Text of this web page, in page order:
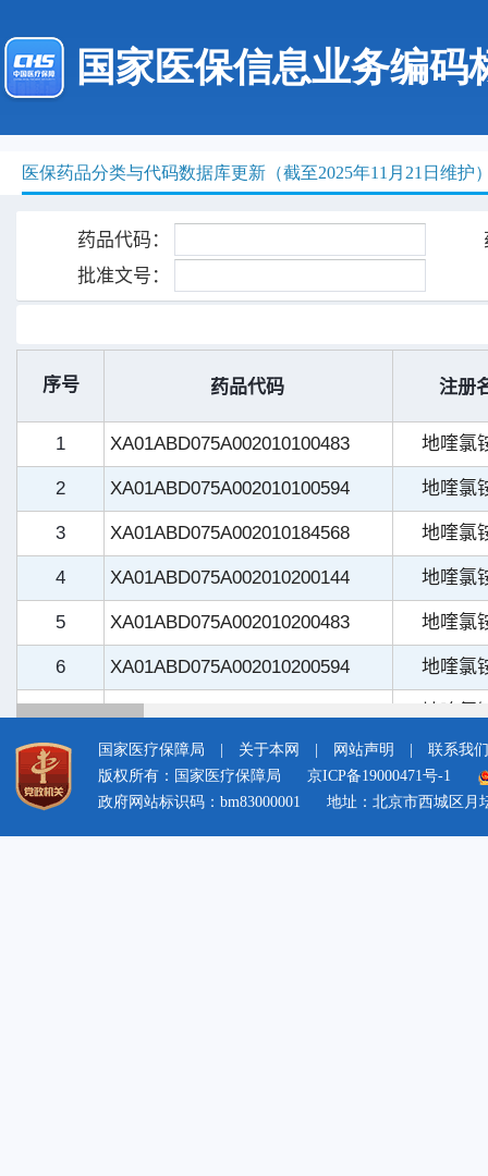
国家医保信息业务编码
医保药品分类与代码数据库更新（截至2025年11月21日维护
国家医疗保障局 关于本网 网站声明
联系我们
版权所有：国家医疗保障局
京ICP备19000471号-1
政府网站标识码：bm83000001
地址：北京市西城区月